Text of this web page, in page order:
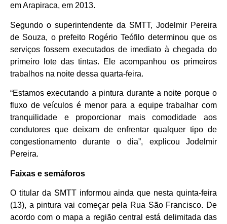
em Arapiraca, em 2013.
Segundo o superintendente da SMTT, Jodelmir Pereira
de Souza, o prefeito Rogério Teófilo determinou que os
serviços fossem executados de imediato à chegada do
primeiro lote das tintas. Ele acompanhou os primeiros
trabalhos na noite dessa quarta-feira.
“Estamos executando a pintura durante a noite porque o
fluxo de veículos é menor para a equipe trabalhar com
tranquilidade e proporcionar mais comodidade aos
condutores que deixam de enfrentar qualquer tipo de
congestionamento durante o dia”, explicou Jodelmir
Pereira.
Faixas e semáforos
O titular da SMTT informou ainda que nesta quinta-feira
(13), a pintura vai começar pela Rua São Francisco. De
acordo com o mapa a região central está delimitada das